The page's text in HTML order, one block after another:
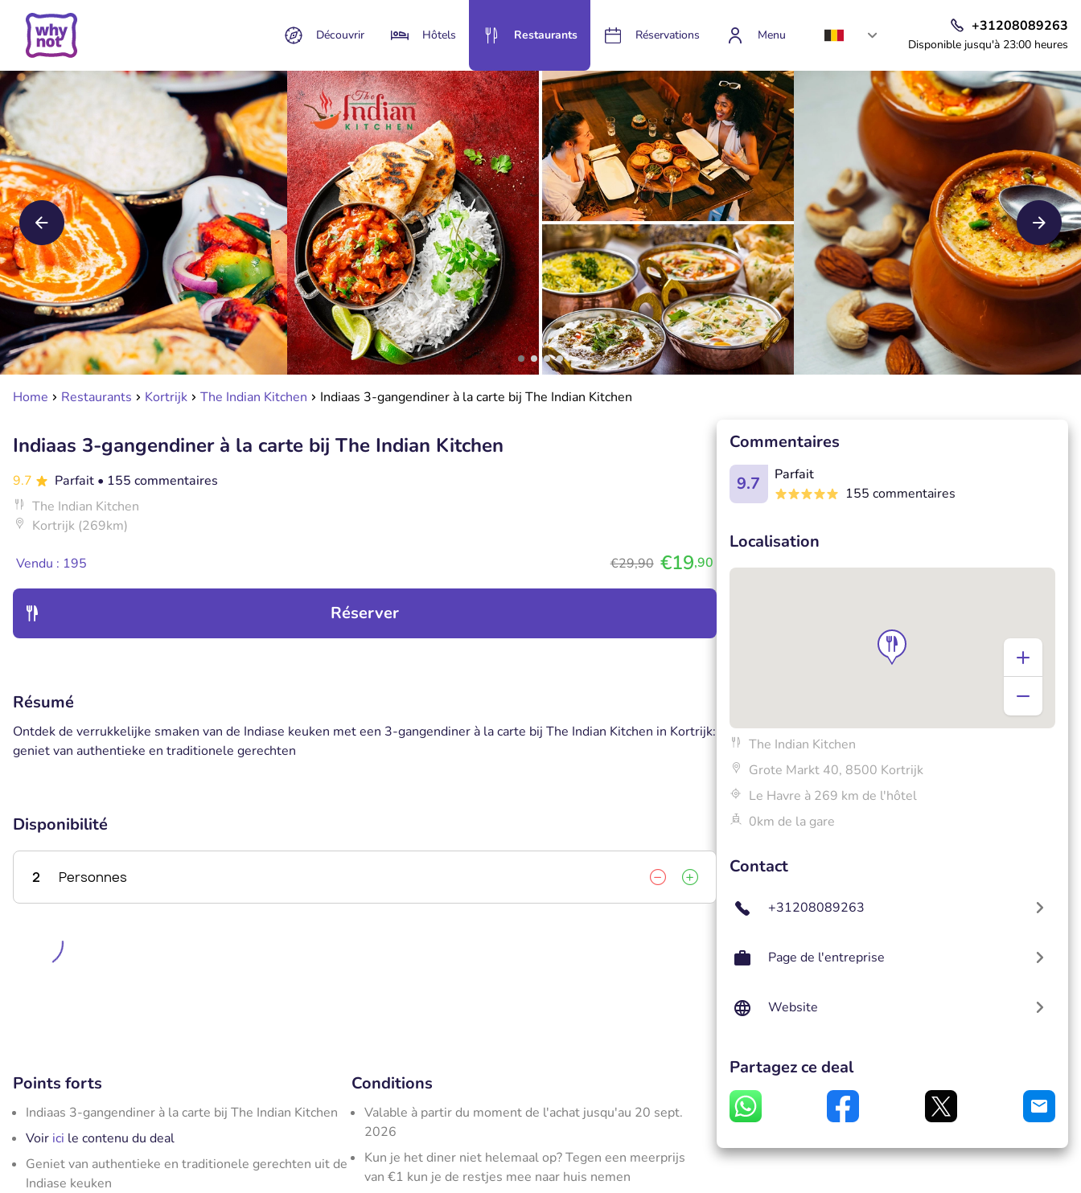
Découvrir Hôtels Restaurants Réservations Menu
+31208089263
Disponible jusqu'à 23:00 heures
Home Restaurants Kortrijk The Indian Kitchen Indiaas 3-gangendiner à la carte bij The Indian Kitchen
Indiaas 3-gangendiner à la carte bij The Indian Kitchen
9.7 Parfait • 155 commentaires
The Indian Kitchen
Kortrijk (269km)
Vendu : 195 €29,90 €19,90
Réserver
Résumé
Ontdek de verrukkelijke smaken van de Indiase keuken met een 3-gangendiner à la carte bij The Indian Kitchen in Kortrijk:
geniet van authentieke en traditionele gerechten
Disponibilité
2 Personnes
Points forts
Indiaas 3-gangendiner à la carte bij The Indian Kitchen
Voir ici le contenu du deal
Geniet van authentieke en traditionele gerechten uit de
Indiase keuken
Conditions
Valable à partir du moment de l'achat jusqu'au 20 sept.
2026
Kun je het diner niet helemaal op? Tegen een meerprijs
van €1 kun je de restjes mee naar huis nemen
Commentaires
9.7
Parfait
155 commentaires
Localisation
The Indian Kitchen
Grote Markt 40, 8500 Kortrijk
Le Havre à 269 km de l'hôtel
0km de la gare
Contact
+31208089263
Page de l'entreprise
Website
Partagez ce deal